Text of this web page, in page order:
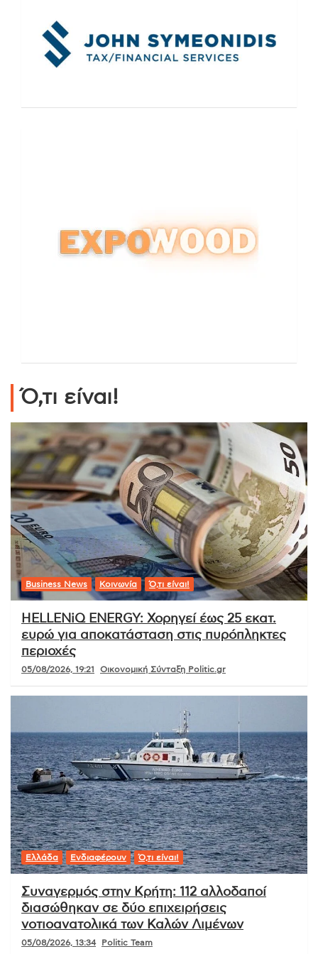
Ό,τι είναι!
Business News Κοινωνία Ό,τι είναι!
HELLENiQ ENERGY: Χορηγεί έως 25 εκατ.
ευρώ για αποκατάσταση στις πυρόπληκτες
περιοχές
05/08/2026, 19:21 Οικονομική Σύνταξη Politic.gr
Ελλάδα Ενδιαφέρουν Ό,τι είναι!
Συναγερμός στην Κρήτη: 112 αλλοδαποί
διασώθηκαν σε δύο επιχειρήσεις
νοτιοανατολικά των Καλών Λιμένων
05/08/2026, 13:34 Politic Team